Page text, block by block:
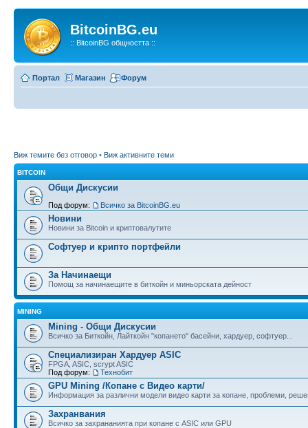
BitcoinBG.eu
:: BitcoinBG общността ::
Портал Магазин Форум
Виж темите без отговор • Виж активните теми
BITCOIN
Общи Дискусии
Под форум: Всичко за BitcoinBG.eu
Новини
Новини за Bitcoin и криптовалутите
Софтуер и крипто портфейли
За Начинаещи
Помощ за начинаещите в биткойн и миньорската дейност
MINING
Mining - Общи Дискусии
Всичко за Биткойн, Лайткойн "копането" басейни, хардуер, софтуер...
Специализиран Хардуер ASIC
FPGA, ASIC, scrypt ASIC
Под форум:
Технобит
GPU Mining /Копане с Видео карти/
Информация за различни модели видео карти за копане, проблеми,
Захранвания
Всичко за захрананията при копане с ASIC или GPU